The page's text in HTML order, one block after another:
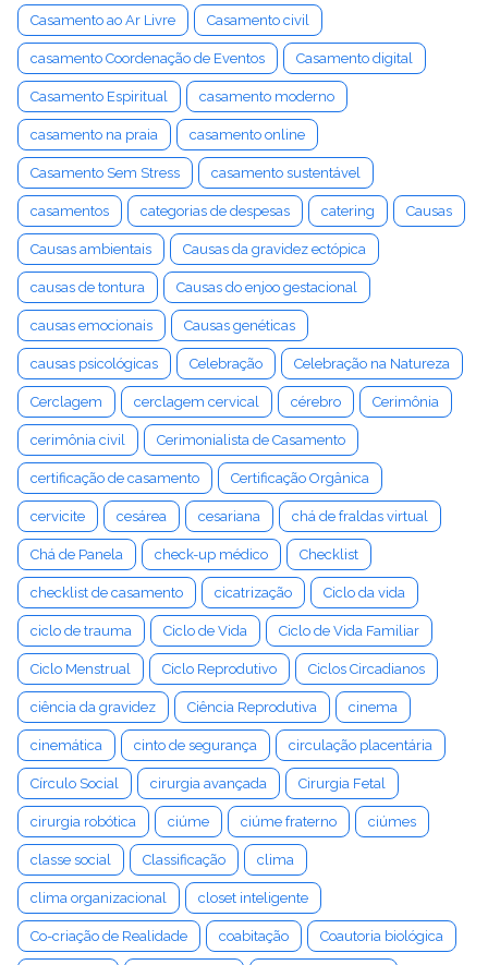
Casamento ao Ar Livre Casamento civil
casamento Coordenação de Eventos Casamento digital
Casamento Espiritual casamento moderno
casamento na praia casamento online
Casamento Sem Stress casamento sustentável
casamentos categorias de despesas catering Causas
Causas ambientais Causas da gravidez ectópica
causas de tontura Causas do enjoo gestacional
causas emocionais Causas genéticas
causas psicológicas Celebração Celebração na Natureza
Cerclagem cerclagem cervical cérebro Cerimônia
cerimônia civil Cerimonialista de Casamento
certificação de casamento Certificação Orgânica
cervicite cesárea cesariana chá de fraldas virtual
Chá de Panela check-up médico Checklist
checklist de casamento cicatrização Ciclo da vida
ciclo de trauma Ciclo de Vida Ciclo de Vida Familiar
Ciclo Menstrual Ciclo Reprodutivo Ciclos Circadianos
ciência da gravidez Ciência Reprodutiva cinema
cinemática cinto de segurança circulação placentária
Círculo Social cirurgia avançada Cirurgia Fetal
cirurgia robótica ciúme ciúme fraterno ciúmes
classe social Classificação clima
clima organizacional closet inteligente
Co-criação de Realidade coabitação Coautoria biológica